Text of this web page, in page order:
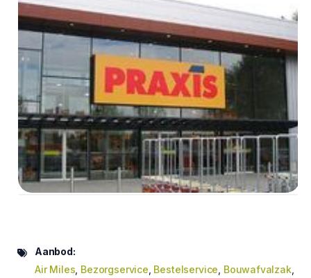
Aanbod:
Air Miles Bezorgservice Bestelservice Bouwafvalzak,